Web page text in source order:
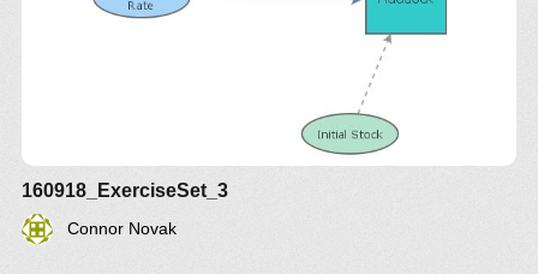
160918_ExerciseSet_3
Connor Novak